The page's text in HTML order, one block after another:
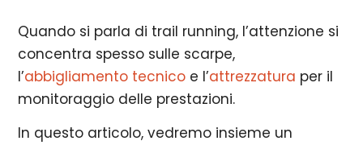
Quando si parla di trail running, l’attenzione si
concentra spesso sulle scarpe,
l’abbigliamento tecnico e l’attrezzatura per il
monitoraggio delle prestazioni.
In questo articolo, vedremo insieme un